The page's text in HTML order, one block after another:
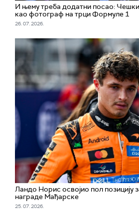
И њему треба додатни посао:
као фотограф на трци Формуле 1
26. 07. 2026.
Ландо Норис освојио пол позицију
награде Мађарске
25. 07. 2026.